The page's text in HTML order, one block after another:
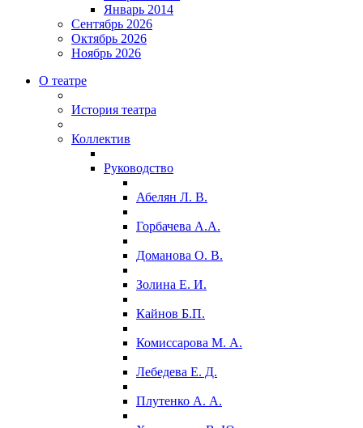
Январь 2014
Сентябрь 2026
Октябрь 2026
Ноябрь 2026
О театре
История театра
Коллектив
Руководство
Абелян Л. В.
Горбачева А.А.
Доманова О. В.
Золина Е. И.
Кайнов Б.П.
Комиссарова М. А.
Лебедева Е. Д.
Плутенко А. А.